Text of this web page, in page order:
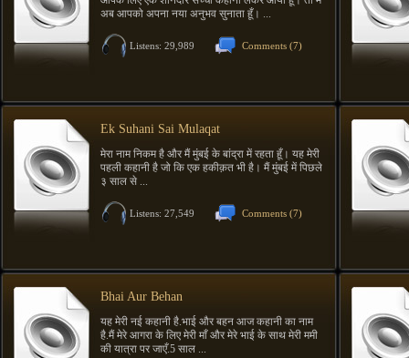
अब आपको अपना नया अनुभव सुनाता हूँ। ...
Listens: 29,989 Comments (7)
Ek Suhani Sai Mulaqat
मेरा नाम निकम है और मैं मुंबई के बांद्रा में रहता हूँ। यह मेरी
पहली कहानी है जो कि एक हकीक़त भी है। मैं मुंबई में पिछले
३ साल से ...
Listens: 27,549 Comments (7)
Bhai Aur Behan
यह मेरी नई कहानी है.भाई और बहन आज कहानी का नाम
है.मैं मेरे आगरा के लिए मेरी माँ और मेरे भाई के साथ मेरी ममी
की यात्रा पर जाएँ.5 साल ...